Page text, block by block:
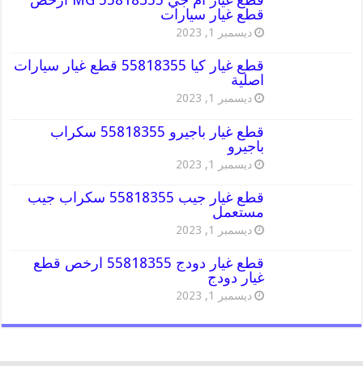
قطع غيار سيارات
ديسمبر 1, 2023
قطع غيار كيا 55818355 قطع غيار سيارات
اصلية
ديسمبر 1, 2023
قطع غيار باجيرو 55818355 سكراب
باجيرو
ديسمبر 1, 2023
قطع غيار جيب 55818355 سكراب جيب
مستعمل
ديسمبر 1, 2023
قطع غيار دودج 55818355 ارخص قطع
غيار دودج
ديسمبر 1, 2023